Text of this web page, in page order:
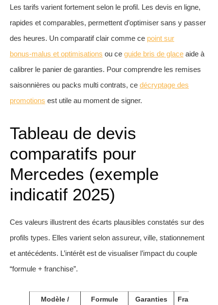
Les tarifs varient fortement selon le profil. Les devis en ligne,
rapides et comparables, permettent d’optimiser sans y passer
des heures. Un comparatif clair comme ce point sur
bonus‑malus et optimisations ou ce guide bris de glace aide à
calibrer le panier de garanties. Pour comprendre les remises
saisonnières ou packs multi contrats, ce décryptage des
promotions est utile au moment de signer.
Tableau de devis
comparatifs pour
Mercedes (exemple
indicatif 2025)
Ces valeurs illustrent des écarts plausibles constatés sur des
profils types. Elles varient selon assureur, ville, stationnement
et antécédents. L’intérêt est de visualiser l’impact du couple
“formule + franchise”.
Modèle /
Formule
Garanties
Franchise